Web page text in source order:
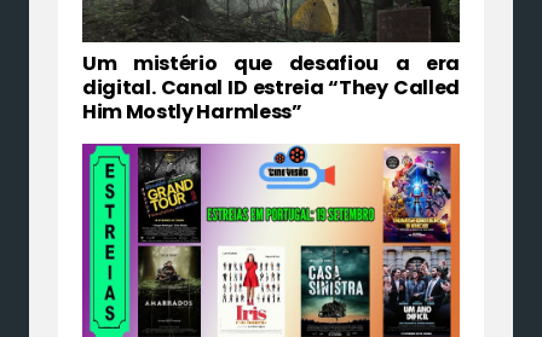
Um mistério que desafiou a era
digital. Canal ID estreia “They Called
Him Mostly Harmless”